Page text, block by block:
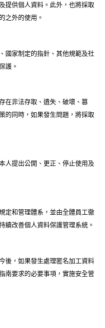
提供個人資料。此外，也將採取
之外的使用。
國家制定的指針、其他規範及社
護。
在非法存取、遺失、破壞、篡
的同時，如果發生問題，將採取
人提出公開、更正、停止使用及
定和管理體系，並由全體員工徹
續改善個人資料保護管理系統。
後，如果發生處理匿名加工資料
南要求的必要事項，實施安全管